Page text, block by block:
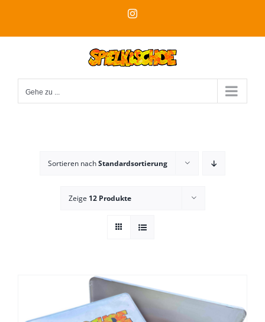
springen
Instagram
Gehe zu ...
Sortieren nachStandardsortierung
Zeige 12 Produkte